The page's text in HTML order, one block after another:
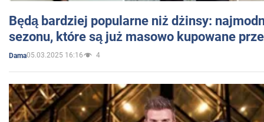
Będą bardziej popularne niż dżinsy:
sezonu, które są już masowo kupowane
Dama05.03.2025 16:16 4